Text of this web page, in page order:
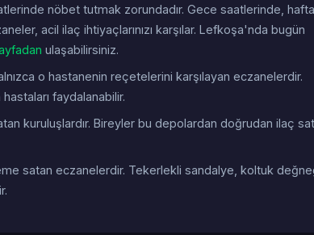
nöbet tutmak zorundadır. Gece saatlerinde, hafta
acil ilaç ihtiyaçlarınızı karşılar. Lefkoşa'nda bugün
ulaşabilirsiniz.
o hastanenin reçetelerini karşılayan eczanelerdir.
faydalanabilir.
kuruluşlardır. Bireyler bu depolardan doğrudan ilaç
satan eczanelerdir. Tekerlekli sandalye, koltuk